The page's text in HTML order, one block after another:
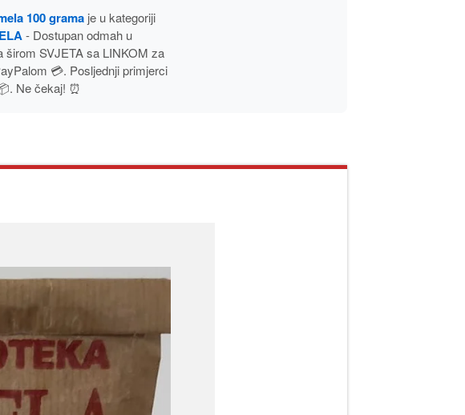
100 grama je u kategoriji
- Dostupan odmah u
SVJETA sa LINKOM za
💳. Posljednji primjerci
Ne čekaj! ⏰